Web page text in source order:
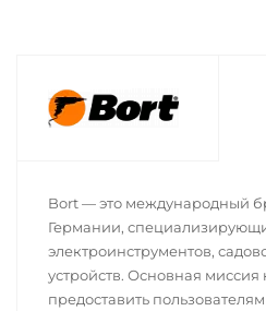
Bort — это международный
Германии,
электроинструментов,
устройств. Основная
предоставить